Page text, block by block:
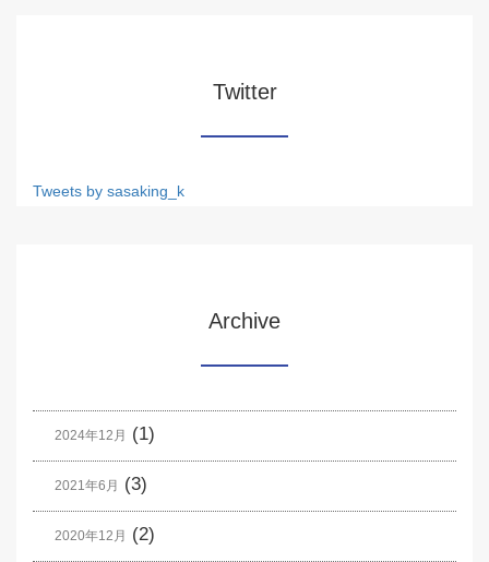
Twitter
Tweets by sasaking_k
Archive
2024年12月 (1)
2021年6月 (3)
2020年12月 (2)